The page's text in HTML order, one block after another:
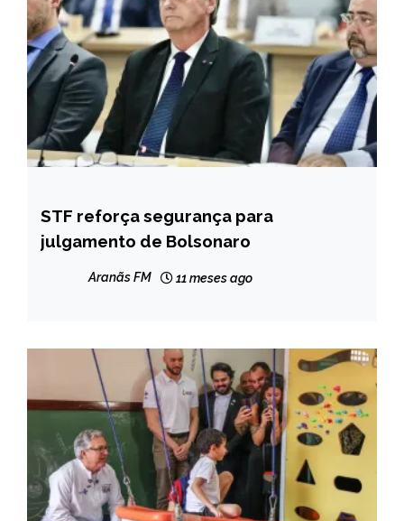
BRASIL
STF reforça segurança para
julgamento de Bolsonaro
Aranãs FM 11 meses ago